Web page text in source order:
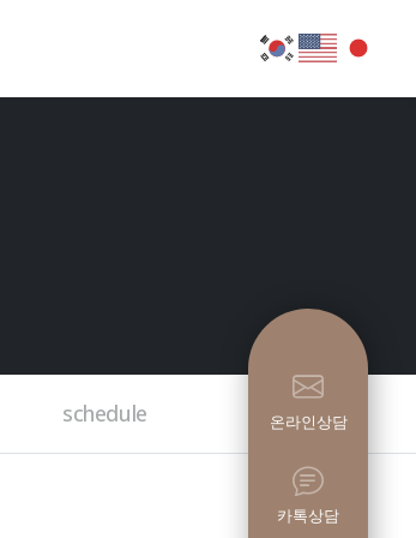
schedule 온라인상담
카톡상담